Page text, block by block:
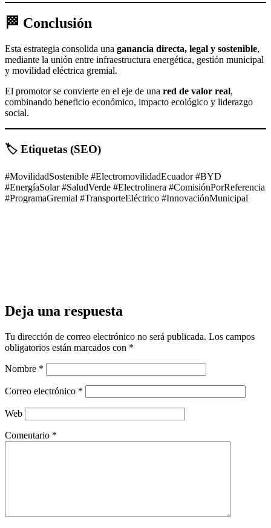
🏁 Conclusión
Esta estrategia consolida una ganancia directa, legal y sostenible,
mediante la unión entre infraestructura energética, gestión municipal
y movilidad eléctrica gremial.
El promotor se convierte en el eje de una red de valor real,
combinando beneficio económico, impacto ecológico y liderazgo
social.
🏷️ Etiquetas (SEO)
#MovilidadSostenible #ElectromovilidadEcuador #BYD
#EnergíaSolar #SaludVerde #Electrolinera #ComisiónPorReferencia
#ProgramaGremial #TransporteEléctrico #InnovaciónMunicipal
Deja una respuesta
Tu dirección de correo electrónico no será publicada. Los campos
obligatorios están marcados con *
Nombre *
Correo electrónico *
Web
Comentario *